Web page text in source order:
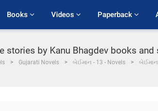
Books Videos Paperback
stories by Kanu Bhagdev books
Gujarati Novels બેઈમાન - 13 - Novels બેઈમાન